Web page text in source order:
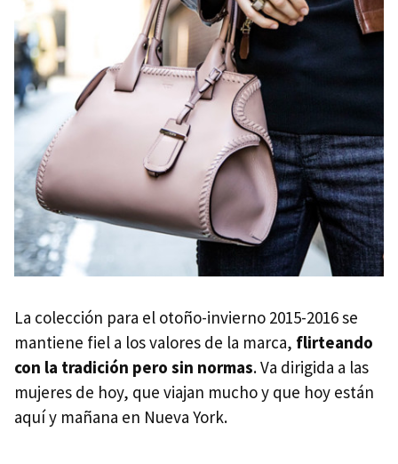
La colección para el otoño-invierno 2015-2016 se
mantiene fiel a los valores de la marca, flirteando
con la tradición pero sin normas. Va dirigida a las
mujeres de hoy, que viajan mucho y que hoy están
aquí y mañana en Nueva York.